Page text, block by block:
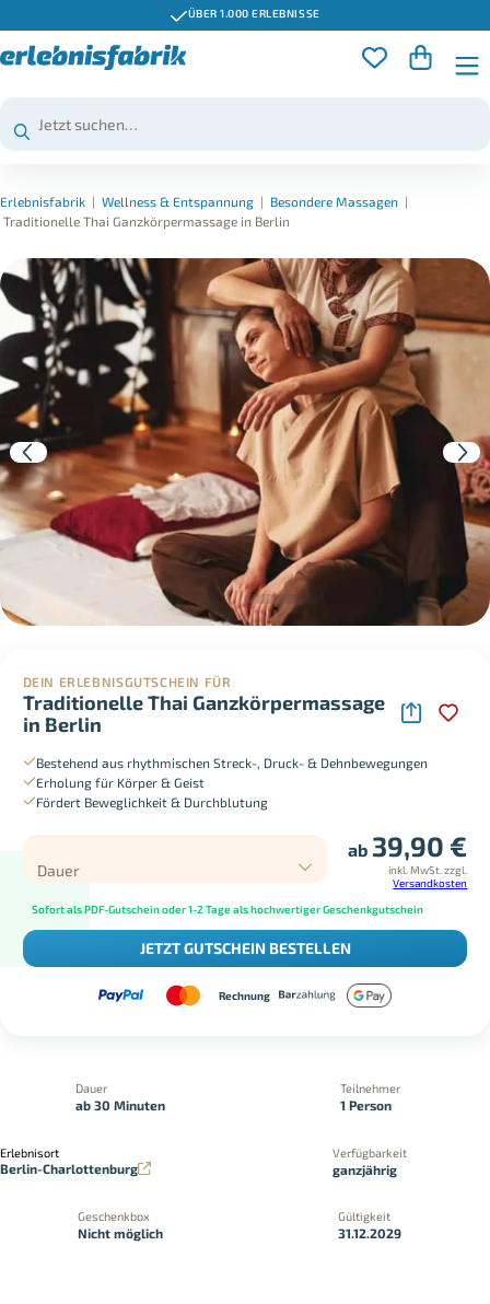
ÜBER 1.000 ERLEBNISSE
Erlebnisfabrik | Wellness & Entspannung | Besondere Massagen |
Traditionelle Thai Ganzkörpermassage in Berlin
DEIN ERLEBNISGUTSCHEIN FÜR
Traditionelle Thai Ganzkörpermassage
in Berlin
Bestehend aus rhythmischen Streck-, Druck- & Dehnbewegungen
Erholung für Körper & Geist
Fördert Beweglichkeit & Durchblutung
Dauer
ab 39,90 €
inkl. MwSt. zzgl.
Versandkosten
Sofort als PDF-Gutschein oder 1-2 Tage als hochwertiger Geschenkgutschein
JETZT GUTSCHEIN BESTELLEN
Rechnung
Dauer
ab 30 Minuten
Teilnehmer
1 Person
Erlebnisort
Berlin-Charlottenburg
Verfügbarkeit
ganzjährig
Geschenkbox
Nicht möglich
Gültigkeit
31.12.2029